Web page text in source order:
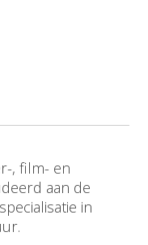
, film- en
aan de
in